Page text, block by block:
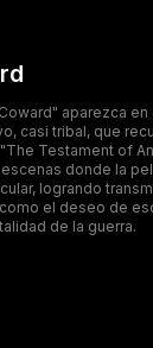
aparezca
casi tribal, que
Testament of
donde la
logrando
el deseo de
de la guerra.